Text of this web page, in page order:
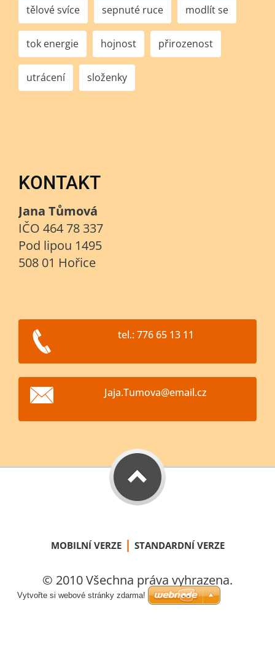
tělové svíce sepnuté ruce modlít se
tok energie hojnost přirozenost
utrácení složenky
KONTAKT
Jana Tůmová
IČO 464 78 337
Pod lipou 1495
508 01 Hořice
tel.: 776 65 13 11
Jaja.Tumova@email.cz
MOBILNÍ VERZE | STANDARDNÍ VERZE
© 2010 Všechna práva vyhrazena.
Vytvořte si webové stránky zdarma!